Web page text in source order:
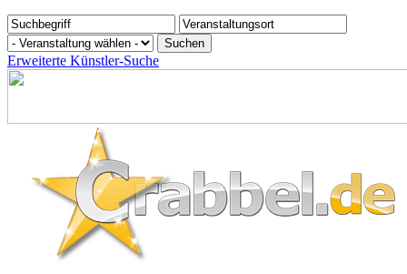
Erweiterte Künstler-Suche